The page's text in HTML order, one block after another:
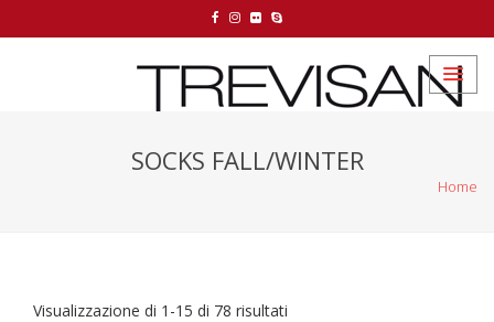
SOCKS FALL/WINTER
Home
Visualizzazione di 1-15 di 78 risultati